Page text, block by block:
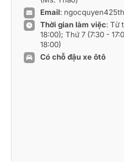
Email:
Thời gian làm việc: Từ
18:00); Thứ 7 (7:30 -
18:00)
Có chỗ đậu xe ôtô